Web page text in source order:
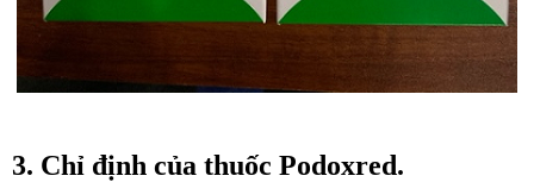
3. Chỉ định của thuốc Podoxred.